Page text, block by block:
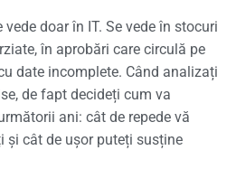
vede doar în IT. Se vede în stocuri
în aprobări care circulă pe
date incomplete. Când analizați
de fapt decideți cum va
ani: cât de repede vă
și cât de ușor puteți susține